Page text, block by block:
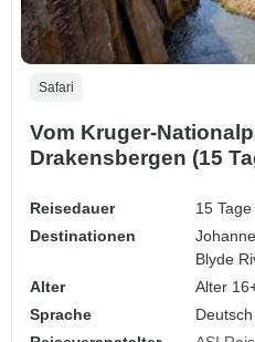
Safari
Vom Kruger-
Drakensbergen (15
Reisedauer
15 Tage
Destinationen
Blyde
Alter
Alter
Sprache
Deutsch